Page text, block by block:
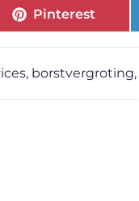
Pinterest
, borstvergroting,